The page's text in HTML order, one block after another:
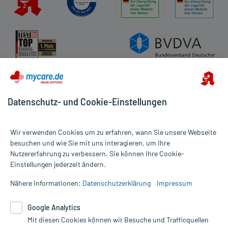
Alle Preise gelten inkl. MwSt., ggf. zzgl. Versandkosten
Informationen auf dieser Website werden ausschließlich für
die Untersuchung und Behandlung durch einen Arzt. Bitte
Therapien eingeleitet werden können. | Diese Webseite benutzt
Google Analytics. Lesen Sie bitte dazu die wichtigen Hinweise in
Datenschutz- und Cookie-Einstellungen
Wir verwenden Cookies um zu erfahren, wann Sie unsere Webseite
besuchen und wie Sie mit uns interagieren, um Ihre
Nutzererfahrung zu verbessern. Sie können Ihre Cookie-
Einstellungen jederzeit ändern.
Nähere Informationen: Datenschutzerklärung Impressum
Google Analytics
Mit diesen Cookies können wir Besuche und Trafficquellen